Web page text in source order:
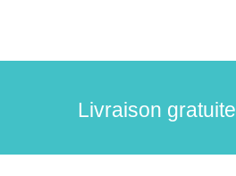
Livraison gratuite